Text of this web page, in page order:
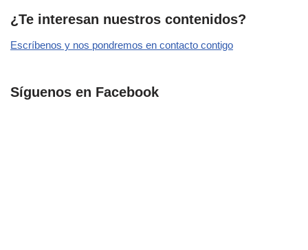
¿Te interesan nuestros contenidos?
Escríbenos y nos pondremos en contacto contigo
Síguenos en Facebook